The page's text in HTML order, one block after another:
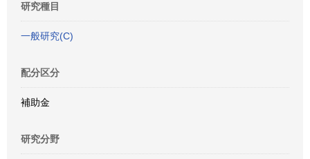
研究種目
一般研究(C)
配分区分
補助金
研究分野